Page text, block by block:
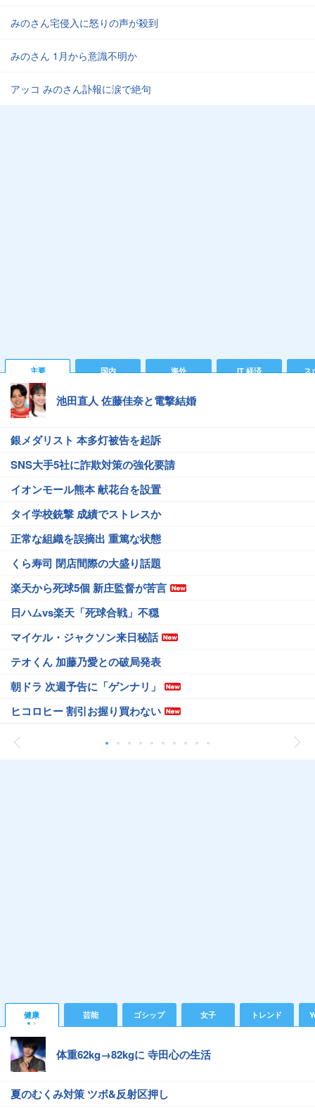
みのさん宅侵入に怒りの声が殺到
みのさん 1月から意識不明か
アッコ みのさん訃報に涙で絶句
主要 国内 海外 IT 経済 ス
池田直人 佐藤佳奈と電撃結婚
銀メダリスト 本多灯被告を起訴
SNS大手5社に詐欺対策の強化要請
イオンモール熊本 献花台を設置
タイ学校銃撃 成績でストレスか
正常な組織を誤摘出 重篤な状態
くら寿司 閉店間際の大盛り話題
楽天から死球5個 新庄監督が苦言
日ハムvs楽天「死球合戦」不穏
マイケル・ジャクソン来日秘話
テオくん 加藤乃愛との破局発表
朝ドラ 次週予告に「ゲンナリ」
ヒコロヒー 割引お握り買わない
健康 芸能 ゴシップ 女子 トレンド
体重62kg→82kgに 寺田心の生活
夏のむくみ対策 ツボ&反射区押し